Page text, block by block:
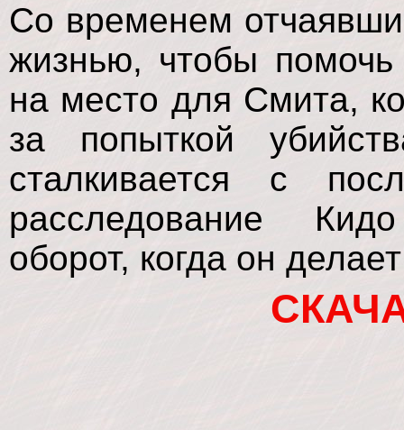
Со временем
жизнью, чтобы
на место для Смита,
за попыткой
сталкивается с
расследование
оборот, когда он